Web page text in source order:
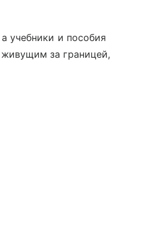
учебники и пособия
за границей,